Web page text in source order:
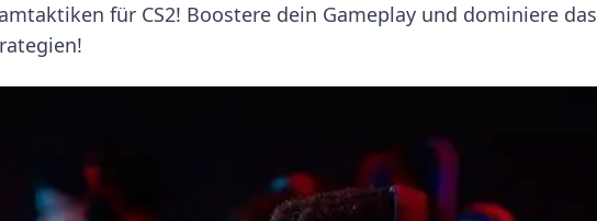
für CS2! Boostere dein Gameplay und dominiere das